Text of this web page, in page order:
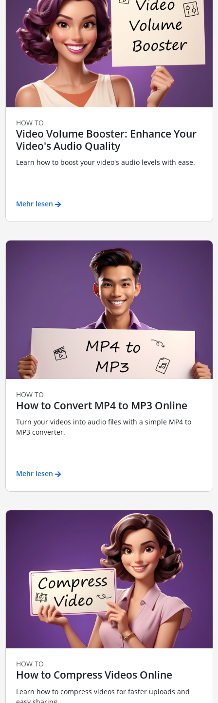
HOW TO
Video Volume Booster: Enhance Your
Video's Audio Quality
Learn how to boost your video's audio levels with ease.
Mehr lesen
HOW TO
How to Convert MP4 to MP3 Online
Turn your videos into audio files with a simple MP4 to
MP3 converter.
Mehr lesen
HOW TO
How to Compress Videos Online
Learn how to compress videos for faster uploads and